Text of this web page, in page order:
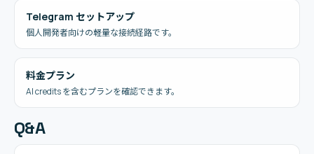
Telegram セットアップ
個人開発者向けの軽量な接続経路です。
料金プラン
AI credits を含むプランを確認できます。
Q&A